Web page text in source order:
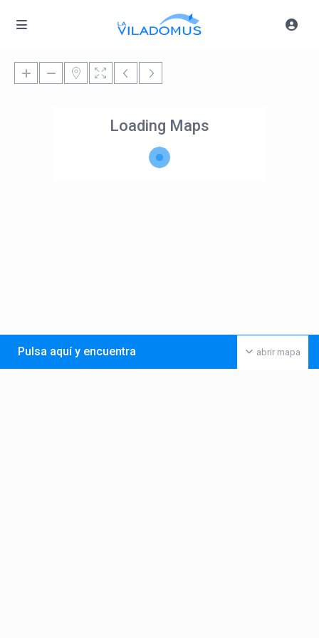
Loading Maps
abrir mapa
Pulsa aquí y encuentra